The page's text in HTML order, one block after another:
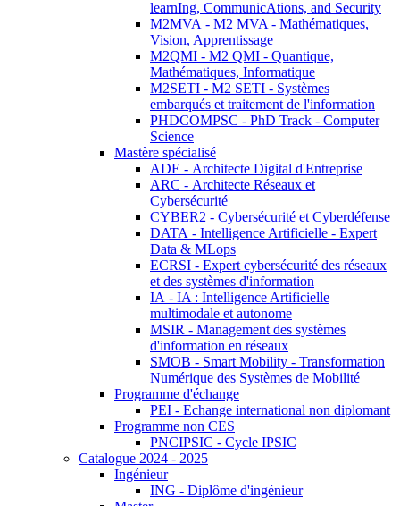
learnIng, CommunicAtions, and Security
M2MVA - M2 MVA - Mathématiques,
Vision, Apprentissage
M2QMI - M2 QMI - Quantique,
Mathématiques, Informatique
M2SETI - M2 SETI - Systèmes
embarqués et traitement de l'information
PHDCOMPSC - PhD Track - Computer
Science
Mastère spécialisé
ADE - Architecte Digital d'Entreprise
ARC - Architecte Réseaux et
Cybersécurité
CYBER2 - Cybersécurité et Cyberdéfense
DATA - Intelligence Artificielle - Expert
Data & MLops
ECRSI - Expert cybersécurité des réseaux
et des systèmes d'information
IA - IA : Intelligence Artificielle
multimodale et autonome
MSIR - Management des systèmes
d'information en réseaux
SMOB - Smart Mobility - Transformation
Numérique des Systèmes de Mobilité
Programme d'échange
PEI - Echange international non diplomant
Programme non CES
PNCIPSIC - Cycle IPSIC
Catalogue 2024 - 2025
Ingénieur
ING - Diplôme d'ingénieur